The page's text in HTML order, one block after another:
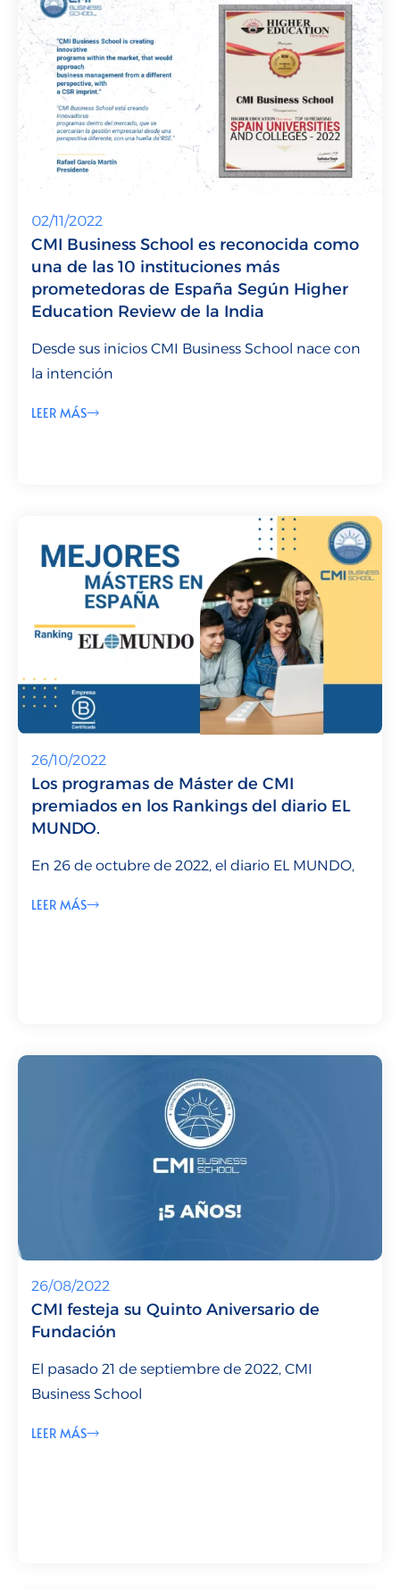
02/11/2022
CMI Business School es reconocida como
una de las 10 instituciones más
prometedoras de España Según Higher
Education Review de la India
Desde sus inicios CMI Business School nace con
la intención
LEER MÁS
26/10/2022
Los programas de Máster de CMI
premiados en los Rankings del diario EL
MUNDO.
En 26 de octubre de 2022, el diario EL MUNDO,
LEER MÁS
26/08/2022
CMI festeja su Quinto Aniversario de
Fundación
El pasado 21 de septiembre de 2022, CMI
Business School
LEER MÁS